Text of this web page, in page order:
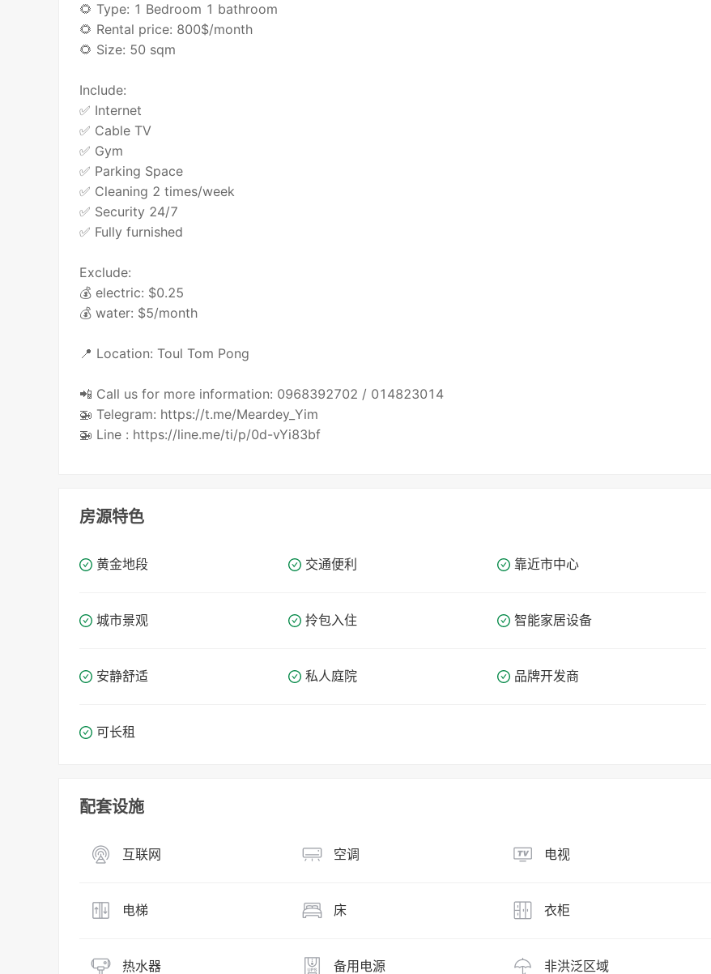
🌻 Type: 1 Bedroom 1 bathroom
🌻 Rental price: 800$/month
🌻 Size: 50 sqm
Include:
✅ Internet
✅ Cable TV
✅ Gym
✅ Parking Space
✅ Cleaning 2 times/week
✅ Security 24/7
✅ Fully furnished
Exclude:
💰 electric: $0.25
💰 water: $5/month
📍 Location: Toul Tom Pong
📲 Call us for more information: 0968392702 / 014823014
🚁 Telegram: https://t.me/Meardey_Yim
🚁 Line : https://line.me/ti/p/0d-vYi83bf
房源特色
黄金地段 交通便利 靠近市中心
城市景观 拎包入住 智能家居设备
安静舒适 私人庭院 品牌开发商
可长租
配套设施
互联网 空调 电视
电梯 床 衣柜
热水器 备用电源 非洪泛区域